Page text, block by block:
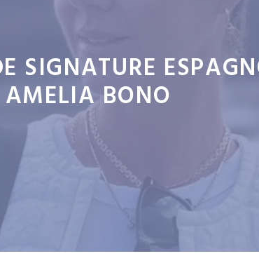
SIGNATURE
AMELIA BONO